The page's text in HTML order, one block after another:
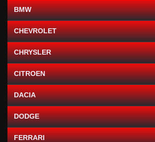
BMW
CHEVROLET
CHRYSLER
CITROEN
DACIA
DODGE
FERRARI